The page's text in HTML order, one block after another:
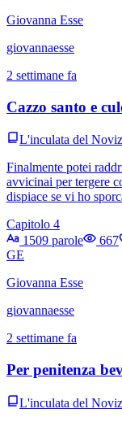
Giovanna Esse
giovannaesse
2 settimane fa
Cazzo santo e
L'inculata del
Finalmente potei
avvicinai per tergere
dispiace se vi ho
Capitolo 4
1509 parole
667
GE
Giovanna Esse
giovannaesse
2 settimane fa
Per penitenza
L'inculata del